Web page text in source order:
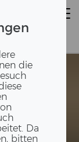
die
Da
bitten